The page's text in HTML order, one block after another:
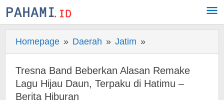
Skip
to
Homepage » Daerah » Jatim »
Band
Beberkan
Alasan
Tresna Band Beberkan Alasan Remake
Lagu Hijau Daun, Terpaku di Hatimu –
Berita Hiburan